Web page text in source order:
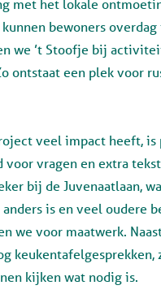
met het lokale
bewoners
we ’t Stoofje bij
ontstaat een plek voor
veel impact heeft, is
voor vragen en extra
bij de Juvenaatlaan,
is en veel oudere
we voor maatwerk.
keukentafelgesprekken,
kijken wat nodig is.